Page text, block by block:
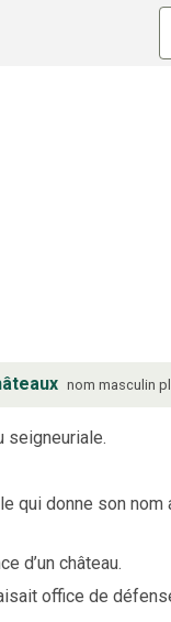
nom masculin
seigneuriale.
qui donne son nom
d’un château.
office de